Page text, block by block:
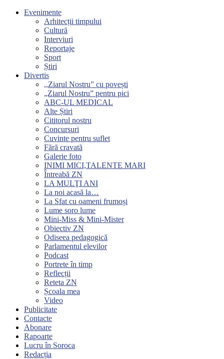
Evenimente
Arhitecții timpului
Cultură
Interviuri
Reportaje
Sport
Știri
Divertis
,,Ziarul Nostru” cu povești
„Ziarul Nostru” pentru pici
ABC-UL MEDICAL
Alte Știri
Cititorul nostru
Concursuri
Cuvinte pentru suflet
Fără cravată
Galerie foto
INIMI MICI,TALENTE MARI
Întreabă ZN
LA MULŢI ANI
La noi acasă la…
La Sfat cu oameni frumoși
Lume soro lume
Mini-Miss & Mini-Mister
Obiectiv ZN
Odiseea pedagogică
Parlamentul elevilor
Podcast
Portrete în timp
Reflecții
Reteta ZN
Școala mea
Video
Publicitate
Contacte
Abonare
Rapoarte
Lucru în Soroca
Redacția